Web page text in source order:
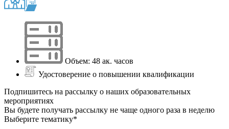
Объем: 48 ак. часов
Удостоверение о повышении квалификации
Подпишитесь на рассылку о наших образовательных
мероприятиях
Вы будете получать рассылку не чаще одного раза в неделю
Выберите тематику*